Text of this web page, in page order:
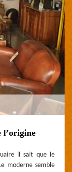
il sait que le
moderne semble